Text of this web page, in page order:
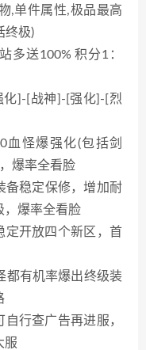
,单件属性,极品最高
终极)
送100% 积分1：
]-[战神]-[强化]-[烈
怪爆强化(包括剑
爆率全看脸
稳定保修，增加耐
，爆率全看脸
开放四个新区，首
有机率爆出终级装
行查广告再进服，
服